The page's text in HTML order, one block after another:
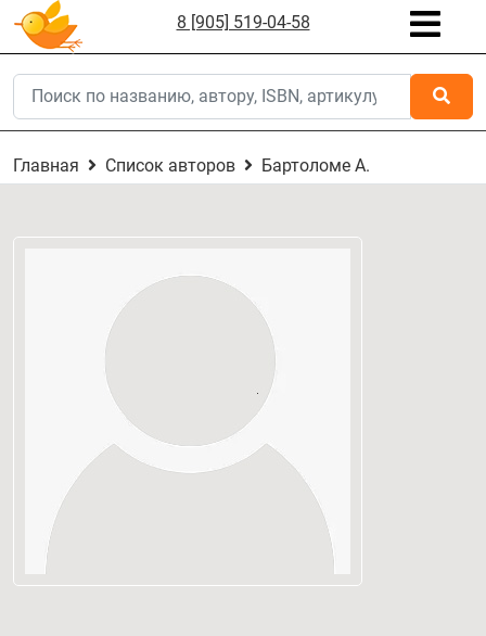
8 [905] 519-04-58
Главная Список авторов Бартоломе А.